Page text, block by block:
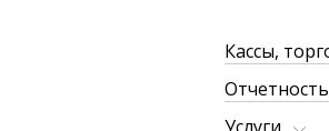
Кассы,